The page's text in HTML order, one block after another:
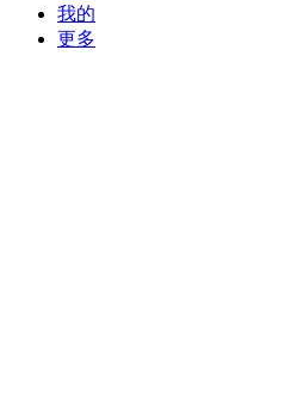
我的
更多